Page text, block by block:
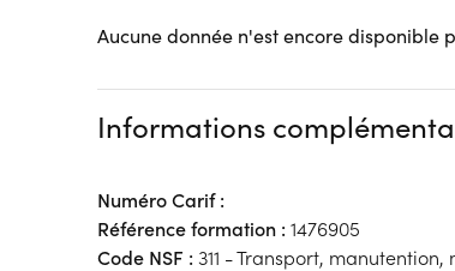
Aucune donnée n'est encore disponible
Informations
Numéro Carif :
Référence formation : 1476905
Code NSF : 311 - Transport,